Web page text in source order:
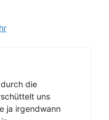
die
uns
ja irgendwann